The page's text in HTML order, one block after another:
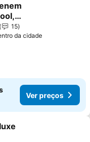
aos favoritos
Und
15
da cidade
Ver preços
aos favoritos